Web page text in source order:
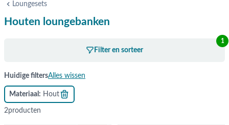
Loungesets
Houten loungebanken
Filter en sorteer
1
Huidige filtersAlles wissen
Materiaal Hout
2producten